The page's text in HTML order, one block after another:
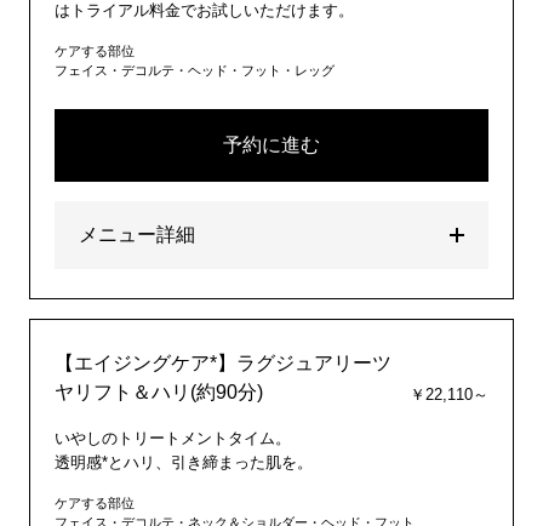
はトライアル料金でお試しいただけます。
ケアする部位
フェイス・デコルテ・ヘッド・フット・レッグ
予約に進む
メニュー詳細
【エイジングケア*】ラグジュアリーツ
ヤリフト＆ハリ(約90分)
￥22,110～
いやしのトリートメントタイム。
透明感*とハリ、引き締まった肌を。
ケアする部位
フェイス・デコルテ・ネック＆ショルダー・ヘッド・フット